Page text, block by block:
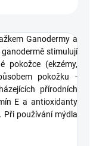
Ganodermy a
stimulují
pokožce (ekzémy,
pokožku -
přírodních
E a antioxidanty
Při používání mýdla